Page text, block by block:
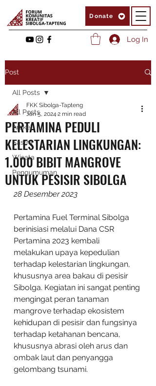
Donate
Log In
Post
All Posts
Artikel
Sastra
Wisata
Pengumuman
All Posts
PERTAMINA PEDULI
KELESTARIAN LINGKUNGAN:
1.000 BIBIT MANGROVE
UNTUK PESISIR SIBOLGA
FKK Sibolga-Tapteng
Jan 5, 2024 2 min read
28 Desember 2023
Pertamina Fuel Terminal Sibolga
berinisiasi melalui Dana CSR
Pertamina 2023 kembali
melakukan upaya kepedulian
terhadap kelestarian lingkungan,
khususnya area bakau di pesisir
Sibolga. Kegiatan ini sangat penting
mengingat peran tanaman
mangrove terhadap ekosistem
kehidupan di pesisir dan fungsinya
terhadap ketahanan bencana,
khususnya abrasi oleh arus dan
ombak laut dan penyangga
gelombang tsunami.